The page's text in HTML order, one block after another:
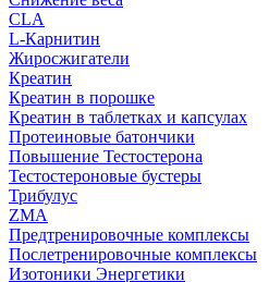
CLA
L-Карнитин
Жиросжигатели
Креатин
Креатин в порошке
Креатин в таблетках и капсулах
Протеиновые батончики
Повышение Тестостерона
Тестостероновые бустеры
Трибулус
ZMA
Предтренировочные комплексы
Послетренировочные комплексы
Изотоники Энергетики